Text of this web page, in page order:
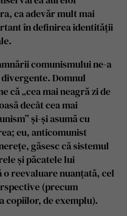
ca adevăr mult mai
în definirea identității
comunismului ne-a
Domnul
că „cea mai neagră zi de
decât cea mai
și-și asumă cu
eu, anticomunist
găsesc că sistemul
și păcatele lui
reevaluare nuanțată, cel
(precum
copiilor, de exemplu).